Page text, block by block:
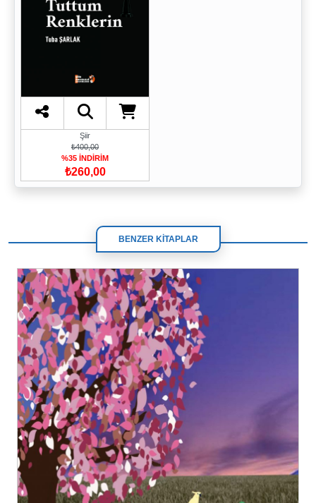
Şiir
₺400,00
%35 İNDİRİM
₺260,00
BENZER KİTAPLAR